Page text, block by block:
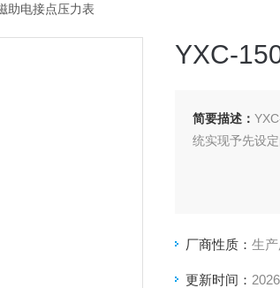
助电接点压力表
YXC-
简要描述：
统实现予先设
厂商性质： 生
更新时间：